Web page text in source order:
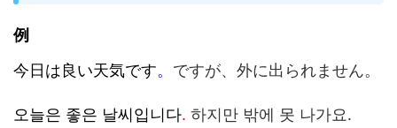
例
今日は良い天気です。 ですが、外に出られません。
오늘은 좋은 날씨입니다. 하지만 밖에 못 나가요.